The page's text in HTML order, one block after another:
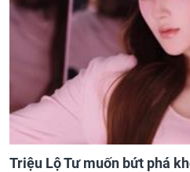
Triệu Lộ Tư muốn bứt phá